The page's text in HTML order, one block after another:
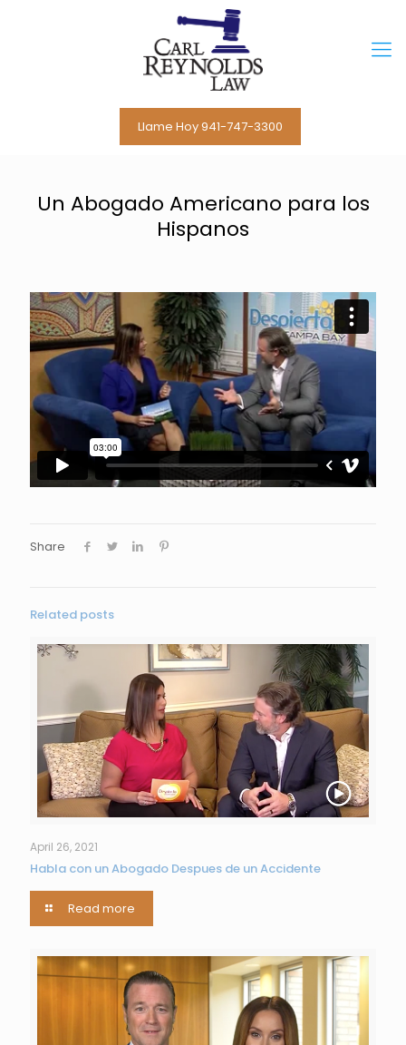
Llame Hoy 941-747-3300
Un Abogado Americano para los
Hispanos
Share
Related posts
April 26, 2021
Habla con un Abogado Despues de un Accidente
Read more